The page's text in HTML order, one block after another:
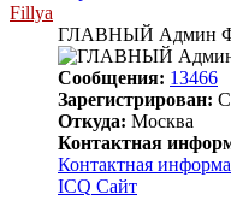
Fillya
ГЛАВНЫЙ Админ
Сообщения: 13466
Зарегистрирован:
Откуда: Москва
Контактная
Контактная
ICQ Сайт